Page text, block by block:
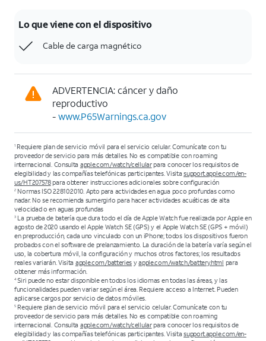
Lo que viene con el dispositivo
Cable de carga magnético
ADVERTENCIA: cáncer y daño
reproductivo
-www.P65Warnings.ca.gov
1Requiere plan de servicio móvil para el servicio celular. Comunícate con tu
proveedor de servicio para más detalles. No es compatible con roaming
internacional. Consulta apple.com/watch/cellularpara conocer los requisitos de
elegibilidad y las compañías telefónicas participantes. Visitasupport.apple.com/en-
us/HT207578para obtener instrucciones adicionales sobre configuración
2Normas ISO 22810:2010. Apto para actividades en agua poco profundas como
nadar. No se recomienda sumergirlo para hacer actividades acuáticas de alta
velocidad o en aguas profundas
3La prueba de batería que dura todo el día de Apple Watch fue realizada por Apple en
agosto de 2020 usando el Apple Watch SE (GPS) y el Apple Watch SE (GPS + móvil)
en preproducción, cada uno vinculado con un iPhone; todos los dispositivos fueron
probados con el software de prelanzamiento. La duración de la batería varía según el
uso, la cobertura móvil, la configuración y muchos otros factores; los resultados
reales variarán. Visita apple.com/batteries yapple.com/watch/battery.html para
obtener más información.
4Siri puede no estar disponible en todos los idiomas en todas las áreas, y las
funcionalidades pueden variar según el área. Requiere acceso a Internet. Pueden
aplicarse cargos por servicio de datos móviles.
5Requiere plan de servicio móvil para el servicio celular. Comunícate con tu
proveedor de servicio para más detalles. No es compatible con roaming
internacional. Consulta apple.com/watch/cellularpara conocer los requisitos de
elegibilidad y las compañías telefónicas participantes. Visitasupport.apple.com/en-